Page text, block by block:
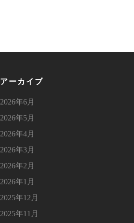
アーカイブ
2026年6月
2026年5月
2026年4月
2026年3月
2026年2月
2026年1月
2025年12月
2025年11月